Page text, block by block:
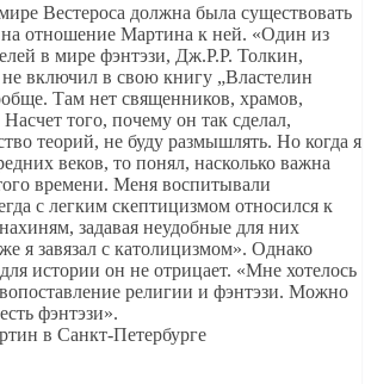
Вестероса должна была существовать
на отношение Мартина к ней. «Один из
в мире фэнтэзи, Дж.Р.Р. Толкин,
включил в свою книгу „Властелин
Там нет священников, храмов,
того, почему он так сделал,
теорий, не буду размышлять. Но когда я
веков, то понял, насколько важна
времени. Меня воспитывали
с легким скептицизмом относился к
задавая неудобные для них
я завязал с католицизмом». Однако
истории он не отрицает. «Мне хотелось
религии и фэнтэзи. Можно
фэнтэзи».